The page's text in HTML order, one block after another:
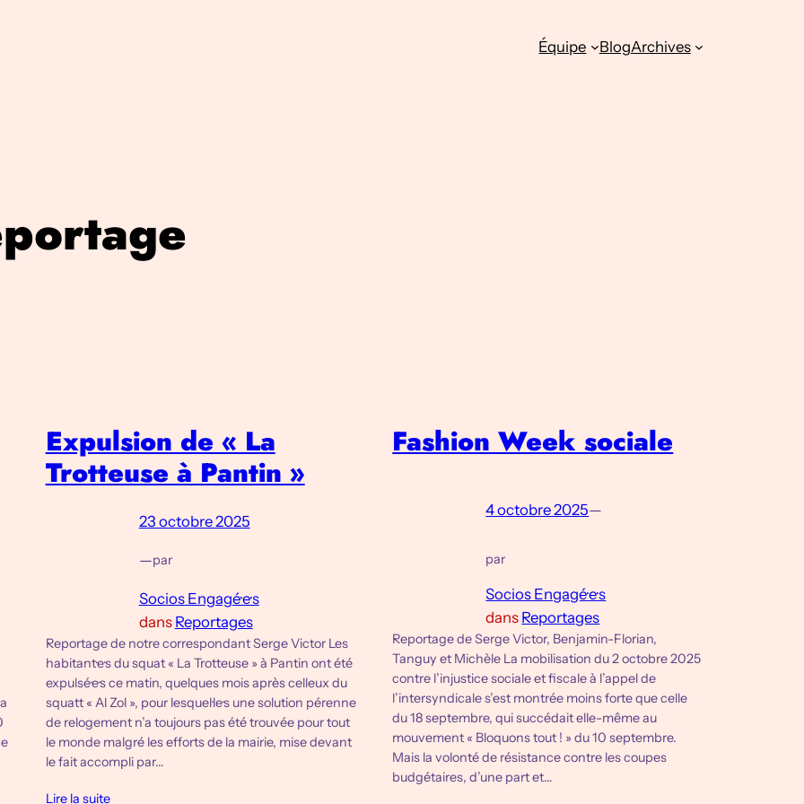
Équipe BlogArchives
Expulsion de « La
Trotteuse à Pantin »
23 octobre 2025
—par
Socios Engagé·e·s
dans Reportages
Reportage de notre correspondant Serge Victor Les
habitant·e·s du squat « La Trotteuse » à Pantin ont été
expulsé·e·s ce matin, quelques mois après celleux du
squatt « Al Zol », pour lesquel·le·s une solution pérenne
de relogement n’a toujours pas été trouvée pour tout
le monde malgré les efforts de la mairie, mise devant
le fait accompli par…
Lire la suite
Fashion Week sociale
4 octobre 2025—
par
Socios Engagé·e·s
dans Reportages
Reportage de Serge Victor, Benjamin-Florian,
Tanguy et Michèle La mobilisation du 2 octobre 2025
contre l’injustice sociale et fiscale à l’appel de
l’intersyndicale s’est montrée moins forte que celle
du 18 septembre, qui succédait elle-même au
mouvement « Bloquons tout ! » du 10 septembre.
Mais la volonté de résistance contre les coupes
budgétaires, d’une part et…